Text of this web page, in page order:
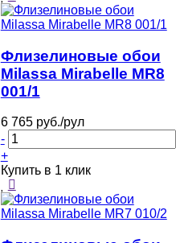
Флизелиновые обои
Milassa Mirabelle MR8
001/1
6 765 руб./рул
-
+
Купить в 1 клик